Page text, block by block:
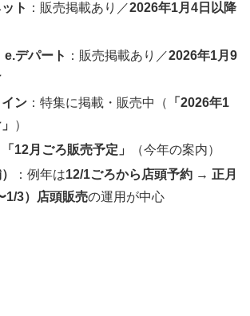
ト ：販売掲載あり／2026年1月4日以降
e.デパート ：販売掲載あり／2026年1月9
ン ：特集に掲載・販売中（
「2026年1
）
「12月ごろ販売予定」
（今年の案内）
：例年は12/1ごろから店頭予約 → 正月
1/3）店頭販売の運用が中心